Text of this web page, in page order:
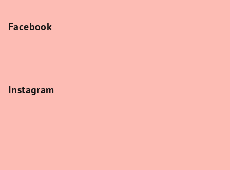
Facebook
Instagram